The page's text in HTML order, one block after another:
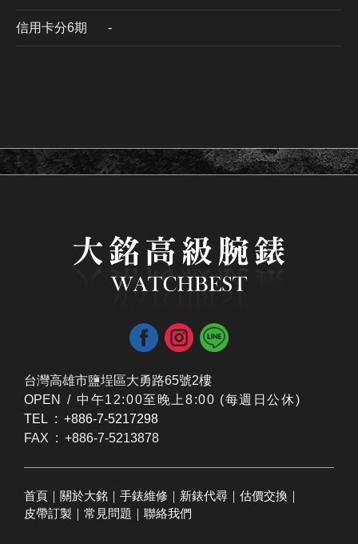
信用卡分6期 -
台灣高雄市鹽埕區大勇路65號2樓
OPEN / ​中午12:00至晚上8:00 (每週日公休)
TEL : +886-7-5217298
FAX : +886-7-5213878
首頁 ｜ 關於大銘 ｜ 手錶維修 ｜ 新錶代尋 ｜ 估價交換 ｜
皮帶訂製 ｜ 常見問題 ｜ 聯絡我們